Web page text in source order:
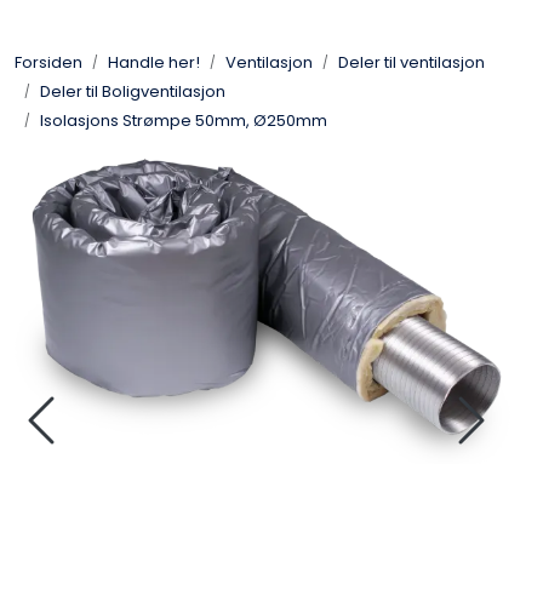
Forsiden Handle her! Ventilasjon
Deler til ventilasjon
Deler til Boligventilasjon
Isolasjons Strømpe 50mm, Ø250mm